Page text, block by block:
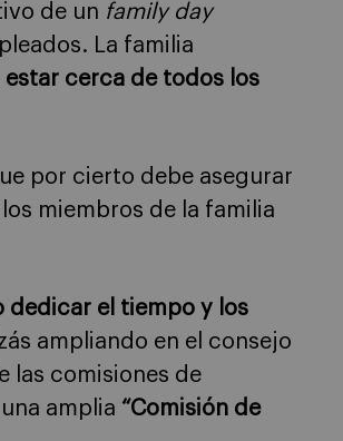
de un family day
La familia
estar cerca de todos los
por cierto debe asegurar
miembros de la familia
dedicar el tiempo y los
ampliando en el consejo
las comisiones de
amplia “Comisión de